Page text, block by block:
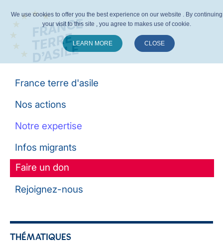
France terre d'asile
Nos actions
Notre expertise
Infos migrants
Faire un don
Rejoignez-nous
THÉMATIQUES
We use cookies to offer you the best experience on our website . By continuing
your visit to this site , you agree to makes use of cookie.
LEARN MORE CLOSE